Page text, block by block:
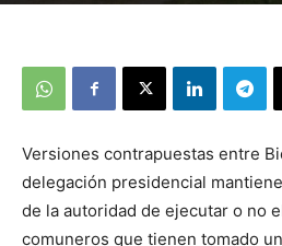
Versiones contrapuestas entre
delegación presidencial
de la autoridad de ejecutar o no
comuneros que tienen tomado